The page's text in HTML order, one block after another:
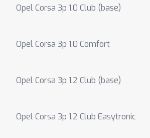
Opel Corsa 3p 1.0 Club (base)
Opel Corsa 3p 1.0 Comfort
Opel Corsa 3p 1.2 Club (base)
Opel Corsa 3p 1.2 Club Easytronic